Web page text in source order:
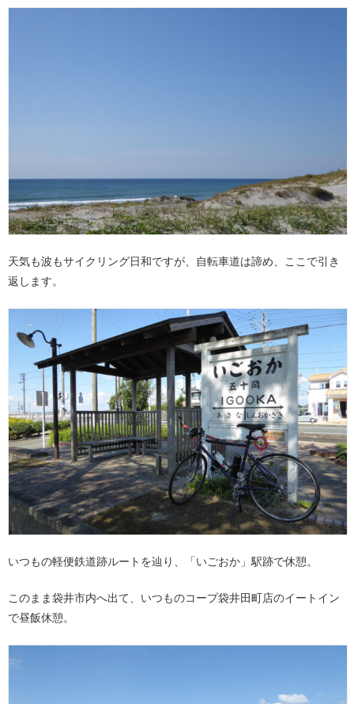
天気も波もサイクリング日和ですが、自転車道は諦め、ここで引き
返します。
いつもの軽便鉄道跡ルートを辿り、「いごおか」駅跡で休憩。
このまま袋井市内へ出て、いつものコープ袋井田町店のイートイン
で昼飯休憩。